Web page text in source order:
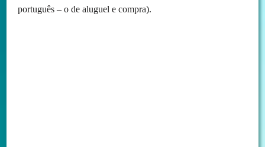
português – o de aluguel e compra).